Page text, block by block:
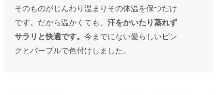
そのものがじんわり温まりその体温を保つだけ
です。だから温かくても、汗をかいたり蒸れず
サラリと快適です。今までにない愛らしいピン
クとパープルで色付けしました。